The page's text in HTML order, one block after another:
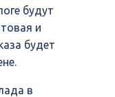
будут
и
будет
в